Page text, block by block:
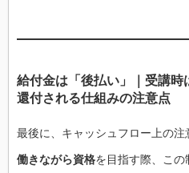
給付金は「後払い」｜受講
還付される仕組みの注意点
最後に、キャッシュフロー上の注
働きながら資格を目指す際、こ